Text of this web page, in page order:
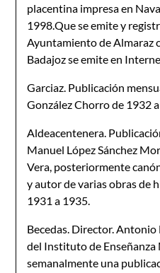
placentina impresa en
1998.Que se emite y
Ayuntamiento de Almaraz
Badajoz se emite en
Garciaz. Publicación
González Chorro de 1932
Aldeacentenera.
Manuel López Sánchez
Vera, posteriormente
y autor de varias obras de
1931 a 1935.
Becedas. Director.
del Instituto de Enseñanza
semanalmente una